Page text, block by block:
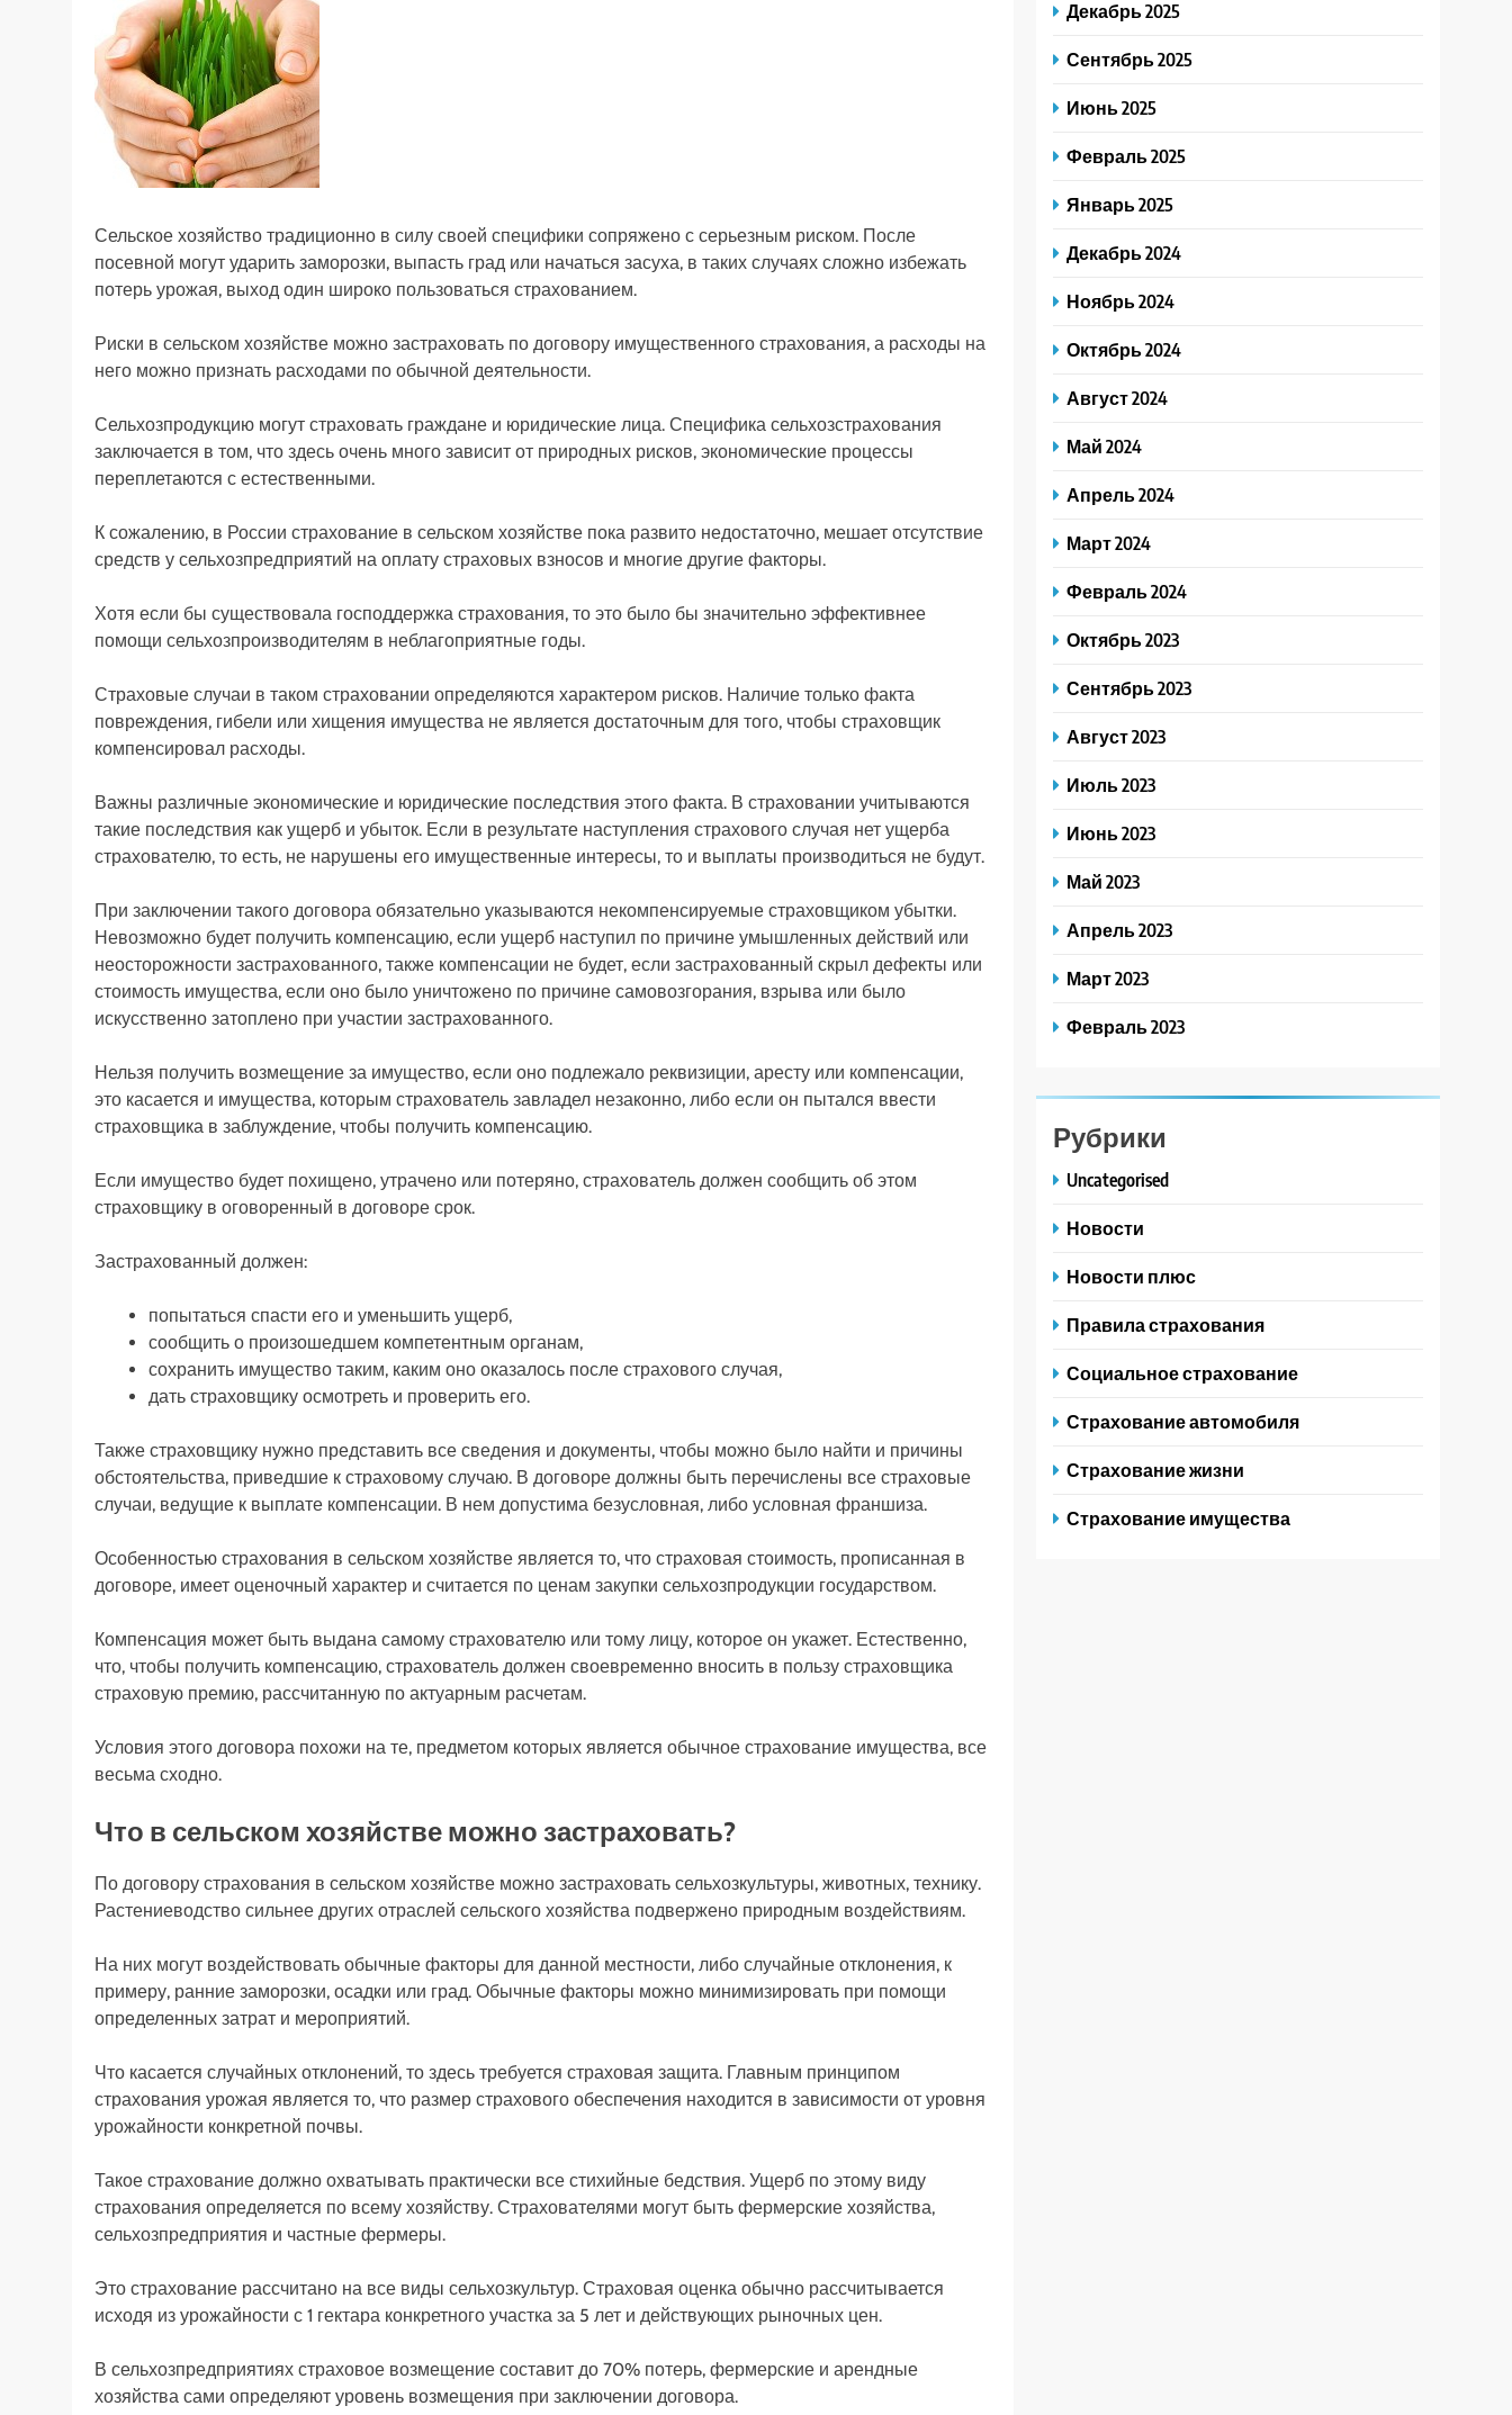
Сельское хозяйство традиционно в силу своей специфики сопряжено с серьезным риском. После
посевной могут ударить заморозки, выпасть град или начаться засуха, в таких случаях сложно избежать
потерь урожая, выход один широко пользоваться страхованием.
Риски в сельском хозяйстве можно застраховать по договору имущественного страхования, а расходы на
него можно признать расходами по обычной деятельности.
Сельхозпродукцию могут страховать граждане и юридические лица. Специфика сельхозстрахования
заключается в том, что здесь очень много зависит от природных рисков, экономические процессы
переплетаются с естественными.
К сожалению, в России страхование в сельском хозяйстве пока развито недостаточно, мешает отсутствие
средств у сельхозпредприятий на оплату страховых взносов и многие другие факторы.
Хотя если бы существовала господдержка страхования, то это было бы значительно эффективнее
помощи сельхозпроизводителям в неблагоприятные годы.
Страховые случаи в таком страховании определяются характером рисков. Наличие только факта
повреждения, гибели или хищения имущества не является достаточным для того, чтобы страховщик
компенсировал расходы.
Важны различные экономические и юридические последствия этого факта. В страховании учитываются
такие последствия как ущерб и убыток. Если в результате наступления страхового случая нет ущерба
страхователю, то есть, не нарушены его имущественные интересы, то и выплаты производиться не будут.
При заключении такого договора обязательно указываются некомпенсируемые страховщиком убытки.
Невозможно будет получить компенсацию, если ущерб наступил по причине умышленных действий или
неосторожности застрахованного, также компенсации не будет, если застрахованный скрыл дефекты или
стоимость имущества, если оно было уничтожено по причине самовозгорания, взрыва или было
искусственно затоплено при участии застрахованного.
Нельзя получить возмещение за имущество, если оно подлежало реквизиции, аресту или компенсации,
это касается и имущества, которым страхователь завладел незаконно, либо если он пытался ввести
страховщика в заблуждение, чтобы получить компенсацию.
Если имущество будет похищено, утрачено или потеряно, страхователь должен сообщить об этом
страховщику в оговоренный в договоре срок.
Застрахованный должен:
попытаться спасти его и уменьшить ущерб,
сообщить о произошедшем компетентным органам,
сохранить имущество таким, каким оно оказалось после страхового случая,
дать страховщику осмотреть и проверить его.
Также страховщику нужно представить все сведения и документы, чтобы можно было найти и причины
обстоятельства, приведшие к страховому случаю. В договоре должны быть перечислены все страховые
случаи, ведущие к выплате компенсации. В нем допустима безусловная, либо условная франшиза.
Особенностью страхования в сельском хозяйстве является то, что страховая стоимость, прописанная в
договоре, имеет оценочный характер и считается по ценам закупки сельхозпродукции государством.
Компенсация может быть выдана самому страхователю или тому лицу, которое он укажет. Естественно,
что, чтобы получить компенсацию, страхователь должен своевременно вносить в пользу страховщика
страховую премию, рассчитанную по актуарным расчетам.
Условия этого договора похожи на те, предметом которых является обычное страхование имущества, все
весьма сходно.
Что в сельском хозяйстве можно застраховать?
По договору страхования в сельском хозяйстве можно застраховать сельхозкультуры, животных, технику.
Растениеводство сильнее других отраслей сельского хозяйства подвержено природным воздействиям.
На них могут воздействовать обычные факторы для данной местности, либо случайные отклонения, к
примеру, ранние заморозки, осадки или град. Обычные факторы можно минимизировать при помощи
определенных затрат и мероприятий.
Что касается случайных отклонений, то здесь требуется страховая защита. Главным принципом
страхования урожая является то, что размер страхового обеспечения находится в зависимости от уровня
урожайности конкретной почвы.
Такое страхование должно охватывать практически все стихийные бедствия. Ущерб по этому виду
страхования определяется по всему хозяйству. Страхователями могут быть фермерские хозяйства,
сельхозпредприятия и частные фермеры.
Это страхование рассчитано на все виды сельхозкультур. Страховая оценка обычно рассчитывается
исходя из урожайности с 1 гектара конкретного участка за 5 лет и действующих рыночных цен.
В сельхозпредприятиях страховое возмещение составит до 70% потерь, фермерские и арендные
хозяйства сами определяют уровень возмещения при заключении договора.
Декабрь 2025
Сентябрь 2025
Июнь 2025
Февраль 2025
Январь 2025
Декабрь 2024
Ноябрь 2024
Октябрь 2024
Август 2024
Май 2024
Апрель 2024
Март 2024
Февраль 2024
Октябрь 2023
Сентябрь 2023
Август 2023
Июль 2023
Июнь 2023
Май 2023
Апрель 2023
Март 2023
Февраль 2023
Рубрики
Uncategorised
Новости
Новости плюс
Правила страхования
Социальное страхование
Страхование автомобиля
Страхование жизни
Страхование имущества